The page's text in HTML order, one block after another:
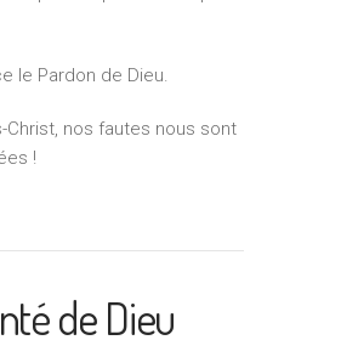
le Pardon de Dieu.
Christ, nos fautes nous sont
!
de Dieu